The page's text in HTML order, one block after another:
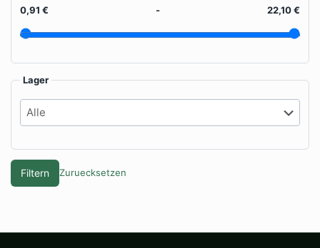
0,91 € - 22,10 €
Lager
Filtern Zuruecksetzen